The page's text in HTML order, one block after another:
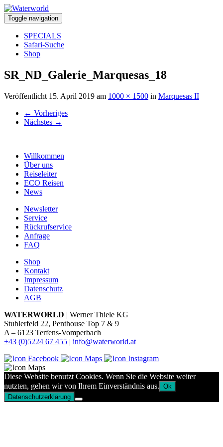
Toggle navigation
SPECIALS
Safari-Suche
Shop
SR_ND_Galerie_Marquesas_18
Veröffentlicht 15. April 2019 am 1000 × 1500 in Marquesas II
← Vorheriges
Nächstes →
Willkommen
Über uns
Reiseleiter
ECO Reisen
News
Newsletter
Service
Rückrufservice
Anfrage
FAQ
Shop
Kontakt
Impressum
Datenschutz
AGB
WATERWORLD | Werner Thiele KG
Stublerfeld 22, Penthouse Top 7 & 9
A – 6123 Terfens-Vomperbach
+43 (0)5224 67 455 | info@waterworld.at
Diese Website benutzt Cookies. Wenn Sie die Website weiter
nutzten, gehen wir von Ihrem Einverständnis aus. Ok
Datenschutzerklärung